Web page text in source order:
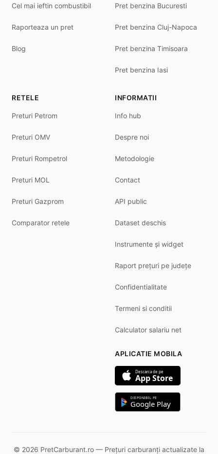
Cel mai ieftin combustibil
Raporteaza un pret
Blog
Pret benzina Bucuresti
Pret benzina Cluj-Napoca
Pret benzina Timisoara
Pret benzina Iasi
RETELE
Preturi Petrom
Preturi OMV
Preturi Rompetrol
Preturi MOL
Preturi Gazprom
Comparator retele
INFORMATII
Info hub
Despre noi
Metodologie
Contact
API public
Dataset deschis
Instrumente și widget
Raport prețuri pe județe
Confidentialitate
Termeni si conditii
Calculator salariu net
APLICATIE MOBILA
Descarca de pe
App Store
DISPONIBIL PE
Google Play
© 2026 PretCarburant.ro — Prețuri carburanți actualizate la